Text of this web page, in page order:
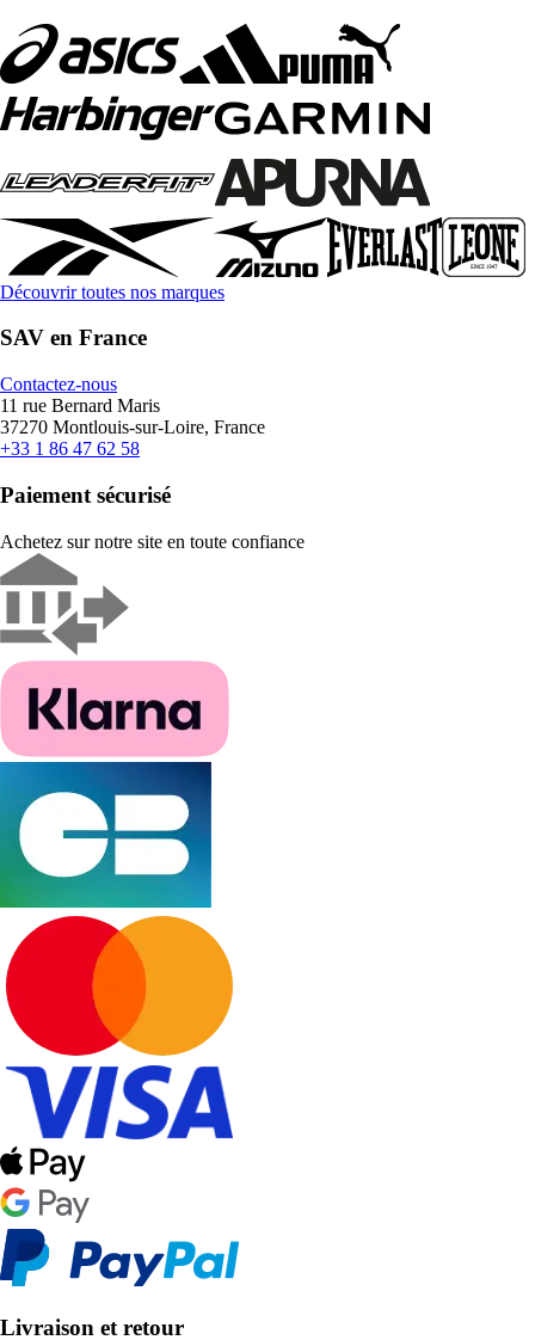
Découvrir toutes nos marques
SAV en France
Contactez-nous
11 rue Bernard Maris
37270 Montlouis-sur-Loire, France
+33 1 86 47 62 58
Paiement sécurisé
Achetez sur notre site en toute confiance
Livraison et retour